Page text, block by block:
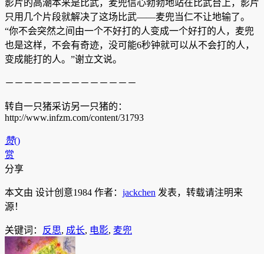
影片的高潮本来是比武，麦兜信心勃勃地站在比武台上，影片
只用几个片段就解决了这场比武——麦兜当仁不让地输了。
“你不会突然之间由一个不好打的人变成一个好打的人，麦兜
也是这样，不会有奇迹，没可能6秒钟就可以从不会打的人，
变成能打的人。”谢立文说。
－－－－－－－－－－－－－－
转自一只猪采访另一只猪的：
http://www.infzm.com/content/31793
赞()
赏
分享
本文由 设计创意1984 作者： jackchen 发表，转载请注明来
源！
关键词： 反思, 成长, 电影, 麦兜